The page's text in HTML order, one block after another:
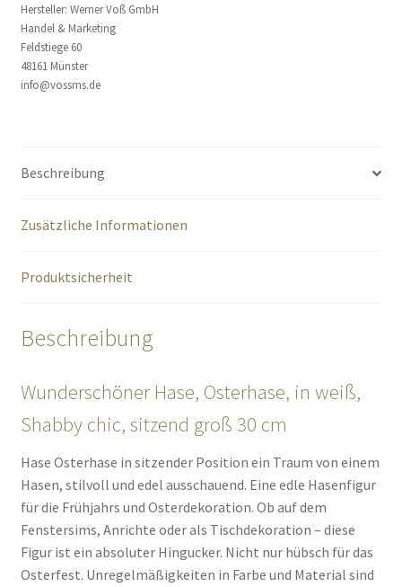
Hersteller: Werner Voß GmbH
Handel & Marketing
Feldstiege 60
48161 Münster
info@vossms.de
Beschreibung
Zusätzliche Informationen
Produktsicherheit
Beschreibung
Wunderschöner Hase, Osterhase, in weiß,
Shabby chic, sitzend groß 30 cm
Hase Osterhase in sitzender Position ein Traum von einem
Hasen, stilvoll und edel ausschauend. Eine edle Hasenfigur
für die Frühjahrs und Osterdekoration. Ob auf dem
Fenstersims, Anrichte oder als Tischdekoration – diese
Figur ist ein absoluter Hingucker. Nicht nur hübsch für das
Osterfest. Unregelmäßigkeiten in Farbe und Material sind